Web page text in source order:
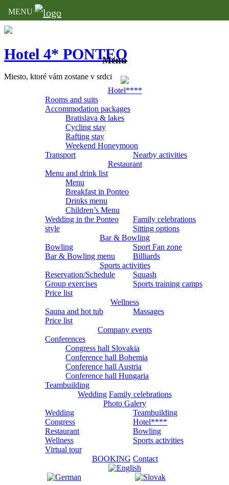
Hotel 4* PONTEO
Miesto, ktoré vám zostane v srdci
Menu
Hotel****
Rooms and suits
Accommodation packages
Bratislava & lakes
Cycling stay
Rafting stay
Weekend Honeymoon
Transport
Nearby activities
Restaurant
Menu and drink list
Menu
Breakfast in Ponteo
Drinks menu
Children’s Menu
Wedding in the Ponteo
style
Family celebrations
Sitting options
Bar & Bowling
Bowling
Sport Fan zone
Bar & Bowling menu
Billiards
Sports activities
Reservation/Schedule
Squash
Group exercises
Sports training camps
Price list
Wellness
Sauna and hot tub
Massages
Price list
Company events
Conferences
Congress hall Slovakia
Conference hall Bohemia
Conference hall Austria
Conference hall Hungaria
Teambuilding
Wedding Family celebrations
Photo Galery
Wedding
Teambuilding
Congress
Hotel****
Restaurant
Bowling
Wellness
Sports activities
Virtual tour
BOOKING Contact
MENU